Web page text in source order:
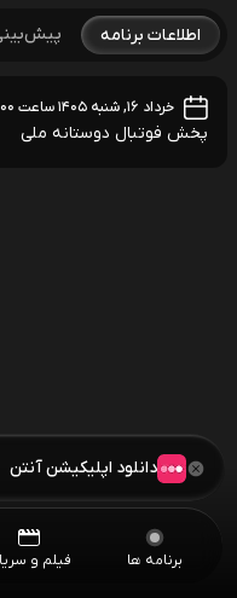
اطلاعات برنامه
خرداد ۱۶, شنبه ۱۴۰۵ ساعت ۲۲:۰۰
پخش فوتبال دوستانه ملی
برنامه ها فیلم و
دانلود اپلیکیشن آنتن